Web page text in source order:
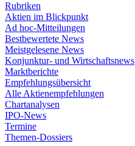
Rubriken
Aktien im Blickpunkt
Ad hoc-Mitteilungen
Bestbewertete News
Meistgelesene News
Konjunktur- und Wirtschaftsnews
Marktberichte
Empfehlungsübersicht
Alle Aktienempfehlungen
Chartanalysen
IPO-News
Termine
Themen-Dossiers